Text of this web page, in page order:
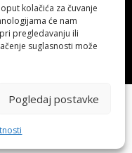
kolačića za čuvanje
će nam
pregledavanju ili
suglasnosti može
Pogledaj postavke